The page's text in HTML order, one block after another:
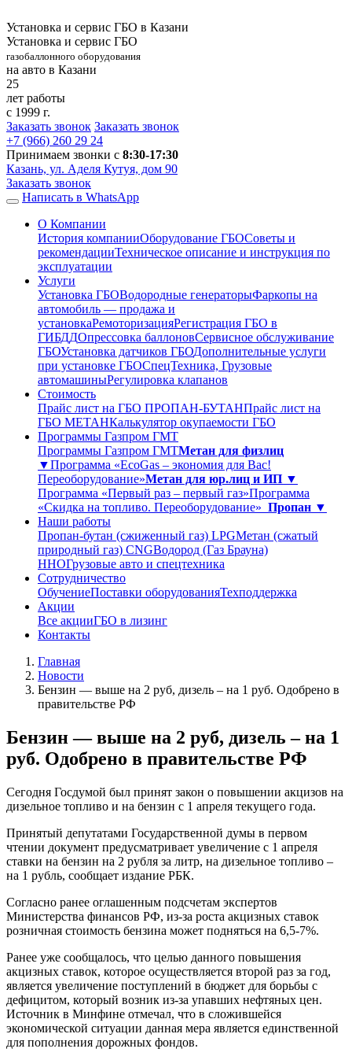
Установка и сервис ГБО в Казани
Установка и сервис ГБО
газобаллонного оборудования
на авто в Казани
25
лет работы
с 1999 г.
Заказать звонок Заказать звонок
+7 (966) 260 29 24
Принимаем звонки с 8:30-17:30
Казань, ул. Аделя Кутуя, дом 90
Заказать звонок
Написать в WhatsApp
О Компании
История компанииОборудование ГБОСоветы и
рекомендацииТехническое описание и инструкция по
эксплуатации
Услуги
Установка ГБОВодородные генераторыФаркопы на
автомобиль — продажа и
установкаРемоторизацияРегистрация ГБО в
ГИБДДОпрессовка баллоновСервисное обслуживание
ГБОУстановка датчиков ГБОДополнительные услуги
при установке ГБОСпецТехника, Грузовые
автомашиныРегулировка клапанов
Стоимость
Прайс лист на ГБО ПРОПАН-БУТАНПрайс лист на
ГБО МЕТАНКалькулятор окупаемости ГБО
Программы Газпром ГМТ
Программы Газпром ГМТМетан для физлиц
▼Программа «EcoGas – экономия для Вас!
Переоборудование»Метан для юр.лиц и ИП ▼
Программа «Первый раз – первый газ»Программа
«Скидка на топливо. Переоборудование» Пропан ▼
Наши работы
Пропан-бутан (сжиженный газ) LPGМетан (сжатый
природный газ) CNGВодород (Газ Брауна)
ННОГрузовые авто и спецтехника
Сотрудничество
ОбучениеПоставки оборудованияТехподдержка
Акции
Все акцииГБО в лизинг
Контакты
Главная
Новости
Бензин — выше на 2 руб, дизель – на 1 руб. Одобрено в
правительстве РФ
Бензин — выше на 2 руб, дизель – на 1
руб. Одобрено в правительстве РФ
Сегодня Госдумой был принят закон о повышении акцизов на
дизельное топливо и на бензин с 1 апреля текущего года.
Принятый депутатами Государственной думы в первом
чтении документ предусматривает увеличение с 1 апреля
ставки на бензин на 2 рубля за литр, на дизельное топливо –
на 1 рубль, сообщает издание РБК.
Согласно ранее оглашенным подсчетам экспертов
Министерства финансов РФ, из-за роста акцизных ставок
розничная стоимость бензина может подняться на 6,5-7%.
Ранее уже сообщалось, что целью данного повышения
акцизных ставок, которое осуществляется второй раз за год,
является увеличение поступлений в бюджет для борьбы с
дефицитом, который возник из-за упавших нефтяных цен.
Источник в Минфине отмечал, что в сложившейся
экономической ситуации данная мера является единственной
для пополнения дорожных фондов.